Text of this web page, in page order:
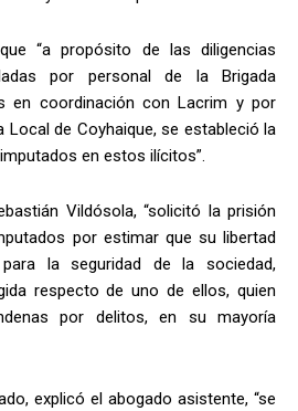
“a propósito de las diligencias
por personal de la Brigada
en coordinación con Lacrim y por
Local de Coyhaique, se estableció la
en estos ilícitos”.
Vildósola, “solicitó la prisión
por estimar que su libertad
la seguridad de la sociedad,
respecto de uno de ellos, quien
por delitos, en su mayoría
explicó el abogado asistente, “se